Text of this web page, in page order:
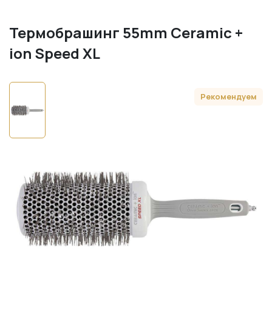
Термобрашинг 55mm Ceramic +
ion Speed XL
Рекомендуем